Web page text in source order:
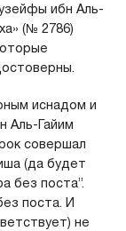
ибн Аль-
(№ 2786)
иснадом и
Аль-Гайим
совершал
(да будет
без поста”.
поста. И
не